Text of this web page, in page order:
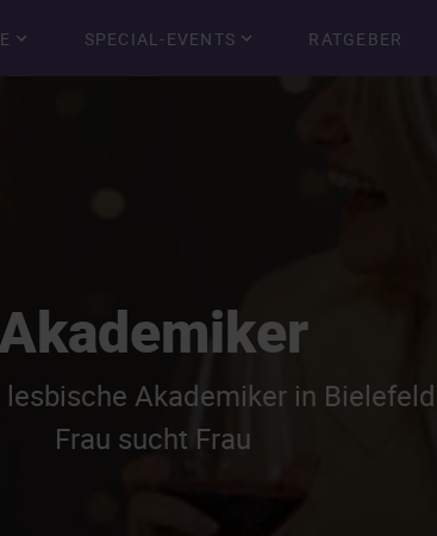
SPECIAL-EVENTS RATGEBER
Akademiker in
Frau sucht Frau